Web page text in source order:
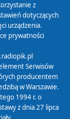
z
dotyczących
urządzenia.
prywatności
Serwisów
producentem
w Warszawie.
1994 r. o
z dnia 27 lipca